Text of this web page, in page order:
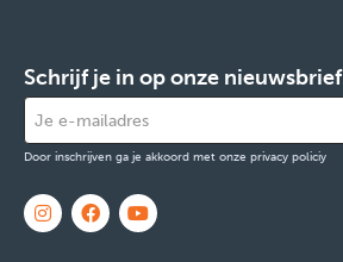
Schrijf je in op onze nieuwsbrief
Door inschrijven ga je akkoord met onze privacy policiy